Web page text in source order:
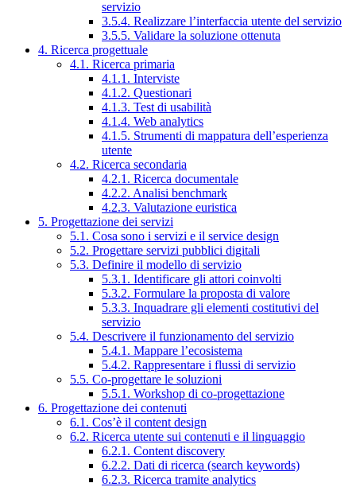
servizio
3.5.4. Realizzare l’interfaccia utente del servizio
3.5.5. Validare la soluzione ottenuta
4. Ricerca progettuale
4.1. Ricerca primaria
4.1.1. Interviste
4.1.2. Questionari
4.1.3. Test di usabilità
4.1.4. Web analytics
4.1.5. Strumenti di mappatura dell’esperienza
utente
4.2. Ricerca secondaria
4.2.1. Ricerca documentale
4.2.2. Analisi benchmark
4.2.3. Valutazione euristica
5. Progettazione dei servizi
5.1. Cosa sono i servizi e il service design
5.2. Progettare servizi pubblici digitali
5.3. Definire il modello di servizio
5.3.1. Identificare gli attori coinvolti
5.3.2. Formulare la proposta di valore
5.3.3. Inquadrare gli elementi costitutivi del
servizio
5.4. Descrivere il funzionamento del servizio
5.4.1. Mappare l’ecosistema
5.4.2. Rappresentare i flussi di servizio
5.5. Co-progettare le soluzioni
5.5.1. Workshop di co-progettazione
6. Progettazione dei contenuti
6.1. Cos’è il content design
6.2. Ricerca utente sui contenuti e il linguaggio
6.2.1. Content discovery
6.2.2. Dati di ricerca (search keywords)
6.2.3. Ricerca tramite analytics